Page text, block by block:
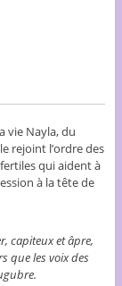
vie Nayla, du
rejoint l’ordre des
qui aident à
à la tête de
capiteux et âpre,
que les voix des